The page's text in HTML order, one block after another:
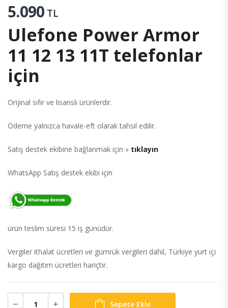
5.090 TL
Ulefone Power Armor
11 12 13 11T telefonlar
için
Orijinal sıfır ve lisanslı ürünlerdir.
Ödeme yalnızca havale-eft olarak tahsil edilir.
Satış destek ekibine bağlanmak için » tıklayın
WhatsApp Satış destek ekibi için
ürün teslim süresi 15 iş günüdür.
Vergiler ithalat ücretleri ve gümrük vergileri dahil, Türkiye yurt içi
kargo dağıtım ücretleri hariçtir.
Sepete Ekle